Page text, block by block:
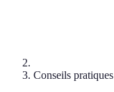
Conseils pratiques